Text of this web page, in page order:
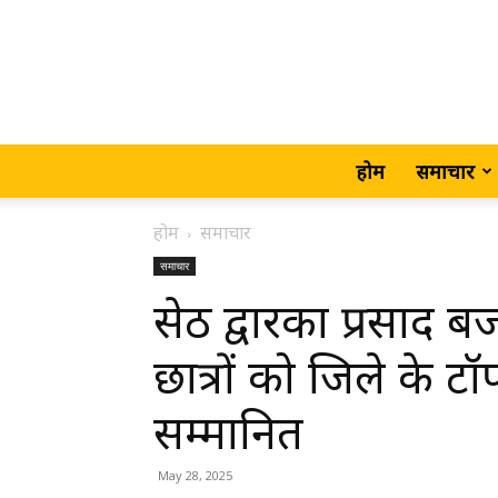
होम समाचार
होम समाचार
समाचार
सेठ द्वारका प्रसाद
छात्रों को जिले के
सम्मानित
May 28, 2025